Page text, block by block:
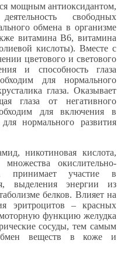
мощным антиоксидантом,
свободных
обмена в организме
витамина В6, витамина
кислоты). Вместе с
цветового и светового
и способность глаза
для нормального
глаза. Оказывает
глаза от негативного
для включения в
нормального развития
никотиновая кислота,
окислительно-
принимает участие в
выделения энергии из
белков. Влияет на
эритроцитов – красных
функцию желудка
сосуды, тем самым
веществ в коже и